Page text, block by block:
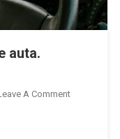
auta.
A CommentOn